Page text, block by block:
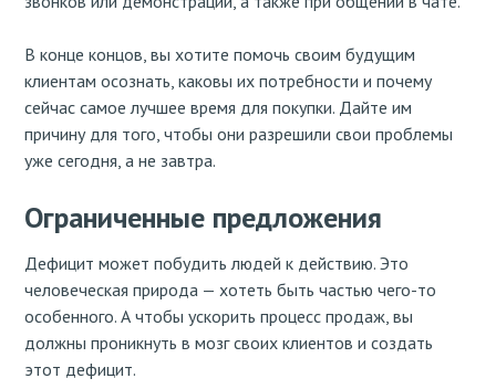
В конце концов, вы хотите помочь своим будущим
клиентам осознать, каковы их потребности и почему
сейчас самое лучшее время для покупки. Дайте им
причину для того, чтобы они разрешили свои проблемы
уже сегодня, а не завтра.
Ограниченные предложения
Дефицит может побудить людей к действию. Это
человеческая природа — хотеть быть частью чего-то
особенного. А чтобы ускорить процесс продаж, вы
должны проникнуть в мозг своих клиентов и создать
этот дефицит.